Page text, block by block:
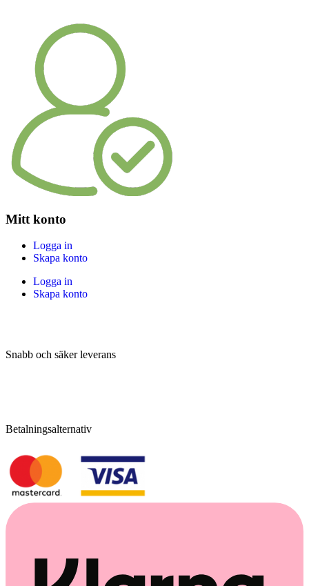
Mitt konto
Logga in
Skapa konto
Logga in
Skapa konto
Snabb och säker leverans
Betalningsalternativ